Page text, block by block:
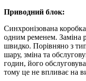
Приводний блок:
Синхронізована
одним ременем. Заміна
швидко. Порівняно з
шару, зміна та
годин, його
тому це не впливає на